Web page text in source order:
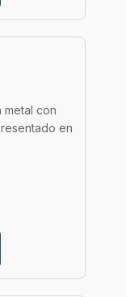
metal con
en